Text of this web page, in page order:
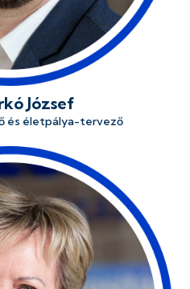
József
és életpálya-tervező